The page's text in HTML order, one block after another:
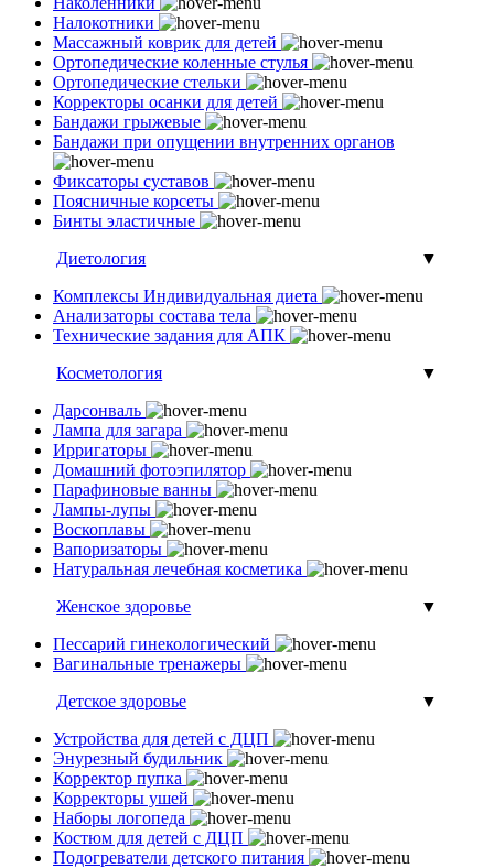
Налокотники
Массажный коврик для детей
Ортопедические коленные стулья
Ортопедические стельки
Корректоры осанки для детей
Бандажи грыжевые
Бандажи при опущении внутренних органов
Фиксаторы суставов
Поясничные корсеты
Бинты эластичные
Диетология
▼
Комплексы Индивидуальная диета
Анализаторы состава тела
Технические задания для АПК
Косметология
▼
Дарсонваль
Лампа для загара
Ирригаторы
Домашний фотоэпилятор
Парафиновые ванны
Лампы-лупы
Воскоплавы
Вапоризаторы
Натуральная лечебная косметика
Женское здоровье
▼
Пессарий гинекологический
Вагинальные тренажеры
Детское здоровье
▼
Устройства для детей с ДЦП
Энурезный будильник
Корректор пупка
Корректоры ушей
Наборы логопеда
Костюм для детей с ДЦП
Подогреватели детского питания